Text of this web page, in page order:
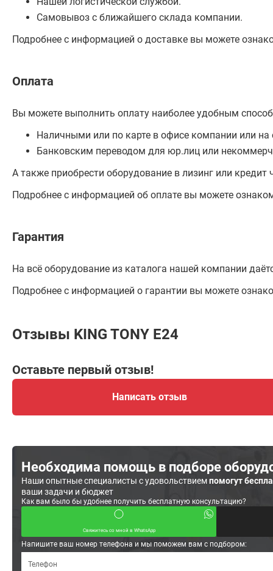
Самовывоз с ближайшего склада компании.
Подробнее с информацией о доставке вы можете
Оплата
Вы можете выполнить оплату наиболее удобным
Наличными или по карте в офисе компании или на
Банковским переводом для юр.лиц или
А также приобрести оборудование в лизинг или
Подробнее с информацией об оплате вы можете
Гарантия
На всё оборудование из каталога нашей компании
Подробнее с информацией о гарантии вы можете
Отзывы KING TONY Е24
Оставьте первый отзыв!
Написать отзыв
Необходима помощь в подборе
Наши опытные специалисты с удовольствиемпомогут
ваши задачи и бюджет
Как вам было бы удобнее получить бесплатную консультацию?
Свяжитесь со мной в WhatsApp
Напишите ваш номер телефона и мы поможем вам с подбором: